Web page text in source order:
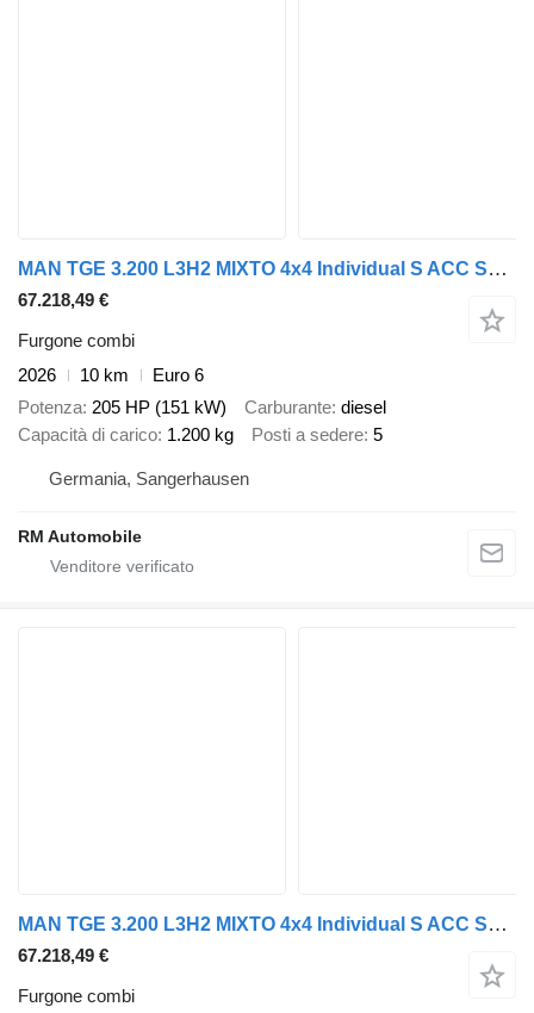
MAN TGE 3.200 L3H2 MIXTO 4x4 Individual S ACC STHZ
67.218,49 €
Furgone combi
2026
10 km
Euro 6
Potenza 205 HP (151 kW) Carburante diesel
Capacità di carico 1.200 kg Posti a sedere 5
Germania, Sangerhausen
RM Automobile
MAN TGE 3.200 L3H2 MIXTO 4x4 Individual S ACC STHZ
67.218,49 €
Furgone combi